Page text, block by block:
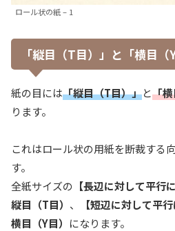
ロール状の紙 – 1
「縦目（T目）」と「横目
紙の目には「縦目（T目）」と「
ります。
これはロール状の用紙を断裁する
す。
全紙サイズの 【長辺に対して平行
縦目（T目） 、
【短辺に対して平
横目（Y目） になります。